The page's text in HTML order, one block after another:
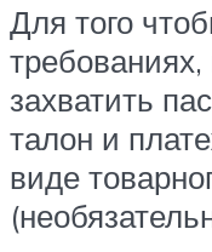
Для того
захватить
талон и
виде